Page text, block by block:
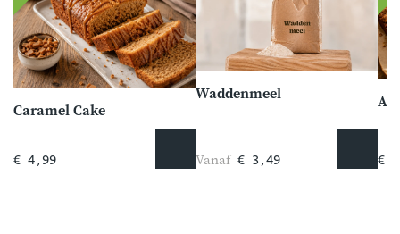
Caramel Cake
€ 4,99
Waddenmeel
Vanaf € 3,49 €